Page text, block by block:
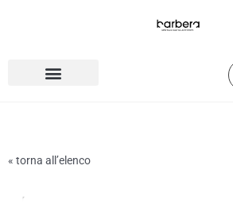
« torna all’elenco